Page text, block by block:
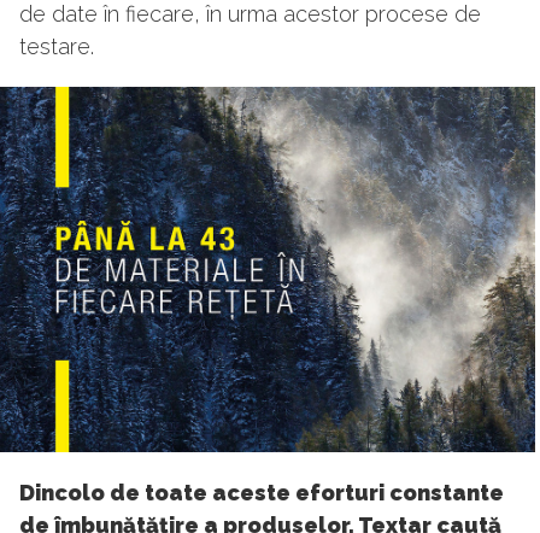
de date în fiecare, în urma acestor procese de
testare.
Dincolo de toate aceste eforturi constante
de îmbunătățire a produselor, Textar caută